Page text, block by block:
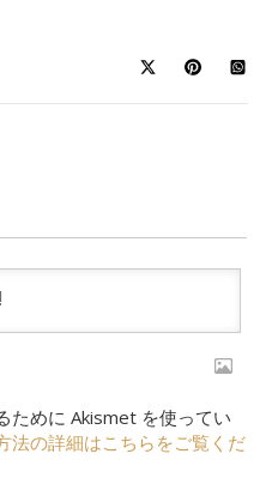
ために Akismet を使ってい
法の詳細はこちらをご覧くだ